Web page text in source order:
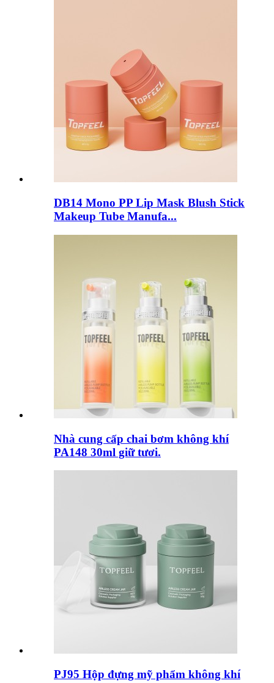
DB14 Mono PP Lip Mask Blush Stick
Makeup Tube Manufa...
Nhà cung cấp chai bơm không khí
PA148 30ml giữ tươi.
PJ95 Hộp đựng mỹ phẩm không khí